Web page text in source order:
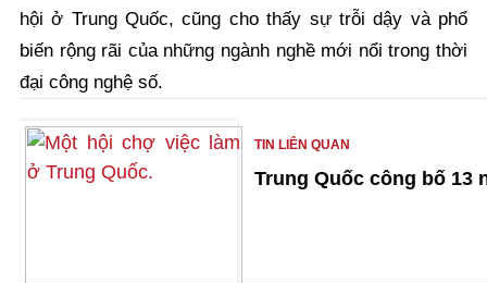
hội ở Trung Quốc, cũng cho thấy sự trỗi dậy và phổ
biến rộng rãi của những ngành nghề mới nổi trong thời
đại công nghệ số.
TIN LIÊN QUAN
Trung Quốc công bố 13